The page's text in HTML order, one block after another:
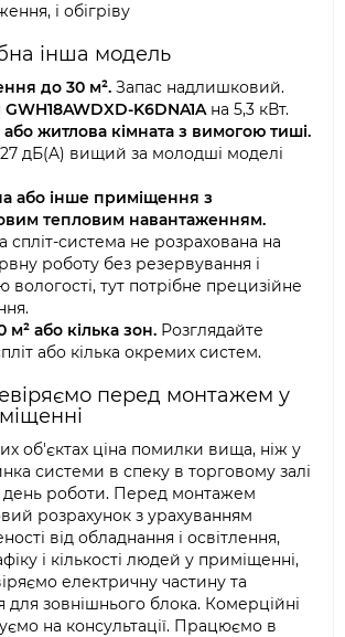
і обігріву
інша модель
до 30 м². Запас надлишковий.
GWH18AWDXD-K6DNA1Aна 5,3 кВт.
житлова кімната з вимогою тиші.
дБ(A) вищий за молодші моделі
або інше приміщення з
тепловим навантаженням.
спліт-система не розрахована на
роботу без резервування і
вологості, тут потрібне прецизійне
м² або кілька зон. Розглядайте
або кілька окремих систем.
перед монтажем у
об'єктах ціна помилки вища, ніж у
системи в спеку в торговому залі
день роботи. Перед монтажем
розрахунок з урахуванням
від обладнання і освітлення,
і кількості людей у приміщенні,
електричну частину та
для зовнішнього блока. Комерційні
на консультації. Працюємо в